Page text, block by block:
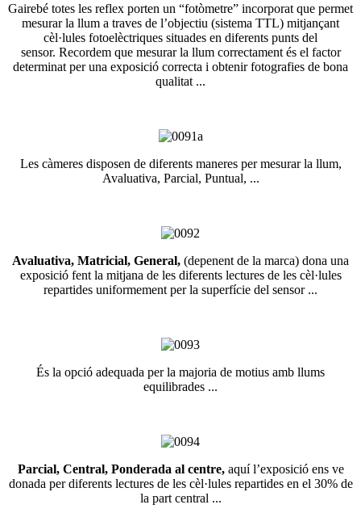
Gairebé totes les reflex porten un “fotòmetre” incorporat que permet
mesurar la llum a traves de l’objectiu (sistema TTL) mitjançant
cèl·lules fotoelèctriques situades en diferents punts del
sensor. Recordem que mesurar la llum correctament és el factor
determinat per una exposició correcta i obtenir fotografies de bona
qualitat ...
Les càmeres disposen de diferents maneres per mesurar la llum,
Avaluativa, Parcial, Puntual, ...
Avaluativa, Matricial, General, (depenent de la marca) dona una
exposició fent la mitjana de les diferents lectures de les cèl·lules
repartides uniformement per la superfície del sensor ...
És la opció adequada per la majoria de motius amb llums
equilibrades ...
Parcial, Central, Ponderada al centre,aquí l’exposició ens ve
donada per diferents lectures de les cèl·lules repartides en el 30% de
la part central ...